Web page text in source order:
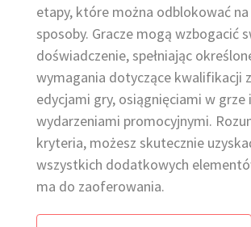
etapy, które można odblokować
sposoby. Gracze mogą wzbogacić
doświadczenie, spełniając
wymagania dotyczące kwalifikacji
edycjami gry, osiągnięciami w grze i
wydarzeniami promocyjnymi.
kryteria, możesz skutecznie
wszystkich dodatkowych
ma do zaoferowania.